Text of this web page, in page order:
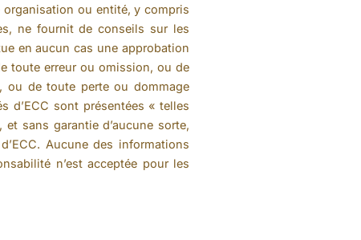
ou entité, y compris
ne fournit de conseils sur les
en aucun cas une approbation
toute erreur ou omission, ou de
ou de toute perte ou dommage
d’ECC sont présentées « telles
sans garantie d’aucune sorte,
Aucune des informations
n’est acceptée pour les